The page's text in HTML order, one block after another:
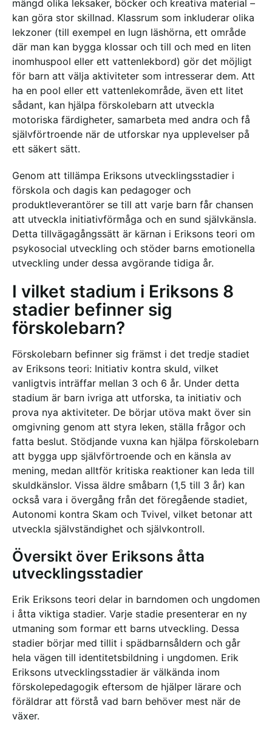
mängd olika leksaker, böcker och kreativa material –
kan göra stor skillnad. Klassrum som inkluderar olika
lekzoner (till exempel en lugn läshörna, ett område
där man kan bygga klossar och till och med en liten
inomhuspool eller ett vattenlekbord) gör det möjligt
för barn att välja aktiviteter som intresserar dem. Att
ha en pool eller ett vattenlekområde, även ett litet
sådant, kan hjälpa förskolebarn att utveckla
motoriska färdigheter, samarbeta med andra och få
självförtroende när de utforskar nya upplevelser på
ett säkert sätt.
Genom att tillämpa Eriksons utvecklingsstadier i
förskola och dagis kan pedagoger och
produktleverantörer se till att varje barn får chansen
att utveckla initiativförmåga och en sund självkänsla.
Detta tillvägagångssätt är kärnan i Eriksons teori om
psykosocial utveckling och stöder barns emotionella
utveckling under dessa avgörande tidiga år.
I vilket stadium i Eriksons 8
stadier befinner sig
förskolebarn?
Förskolebarn befinner sig främst i det tredje stadiet
av Eriksons teori: Initiativ kontra skuld, vilket
vanligtvis inträffar mellan 3 och 6 år. Under detta
stadium är barn ivriga att utforska, ta initiativ och
prova nya aktiviteter. De börjar utöva makt över sin
omgivning genom att styra leken, ställa frågor och
fatta beslut. Stödjande vuxna kan hjälpa förskolebarn
att bygga upp självförtroende och en känsla av
mening, medan alltför kritiska reaktioner kan leda till
skuldkänslor. Vissa äldre småbarn (1,5 till 3 år) kan
också vara i övergång från det föregående stadiet,
Autonomi kontra Skam och Tvivel, vilket betonar att
utveckla självständighet och självkontroll.
Översikt över Eriksons åtta
utvecklingsstadier
Erik Eriksons teori delar in barndomen och ungdomen
i åtta viktiga stadier. Varje stadie presenterar en ny
utmaning som formar ett barns utveckling. Dessa
stadier börjar med tillit i spädbarnsåldern och går
hela vägen till identitetsbildning i ungdomen. Erik
Eriksons utvecklingsstadier är välkända inom
förskolepedagogik eftersom de hjälper lärare och
föräldrar att förstå vad barn behöver mest när de
växer.